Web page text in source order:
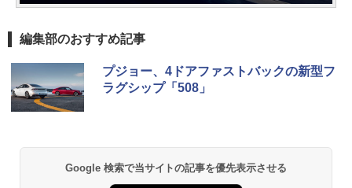
編集部のおすすめ記事
プジョー、4ドアファストバックの新型フ
ラグシップ「508」
Google 検索で当サイトの記事を優先表示させる